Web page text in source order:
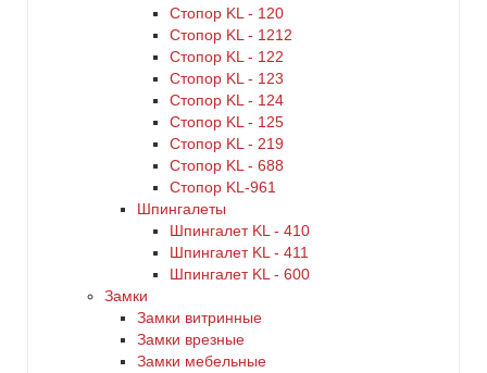
Стопор KL - 120
Стопор KL - 1212
Стопор KL - 122
Стопор KL - 123
Стопор KL - 124
Стопор KL - 125
Стопор KL - 219
Стопор KL - 688
Стопор KL-961
Шпингалеты
Шпингалет KL - 410
Шпингалет KL - 411
Шпингалет KL - 600
Замки
Замки витринные
Замки врезные
Замки мебельные